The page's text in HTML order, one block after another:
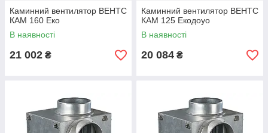
Каминний вентилятор ВЕНТС
КАМ 160 Еко
В наявності
21 002 ₴
Каминний вентилятор ВЕНТС
КАМ 125 Екодоуо
В наявності
20 084 ₴